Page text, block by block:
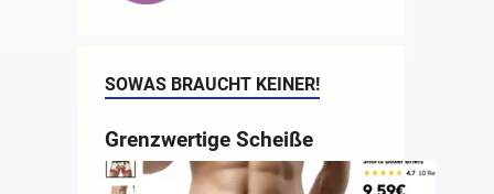
SOWAS BRAUCHT KEINER!
Grenzwertige Scheiße